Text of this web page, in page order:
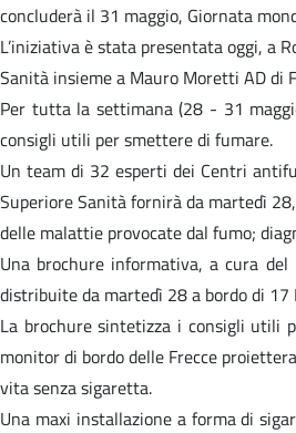
concluderà il 31 maggio, Giornata
L’iniziativa è stata presentata oggi, a
Sanità insieme a Mauro Moretti AD di
Per tutta la settimana (28 - 31
consigli utili per smettere di fumare.
Un team di 32 esperti dei Centri
Superiore Sanità fornirà da martedì
delle malattie provocate dal fumo;
Una brochure informativa, a cura del
distribuite da martedì 28 a bordo di
La brochure sintetizza i consigli utili
monitor di bordo delle Frecce
vita senza sigaretta.
Una maxi installazione a forma di